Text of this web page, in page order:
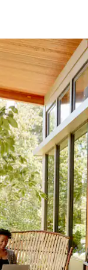
koskettamalla tai